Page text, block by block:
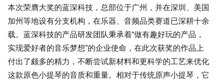
本次荣膺大奖的蓝深科技，总部位于广州，并在深圳、美国
加州等地设有分支机构，在乐器、音频品类赛道已深耕十余
载。蓝深科技的产品研发团队秉承着“做有趣好玩的产品，
实现爱好者的音乐梦想”的企业使命，在此次获奖的作品上
付出了颇多的精力，不断尝试新材料和更科学的工艺来优化
这款原色小提琴的音质和重量。相对于传统原声小提琴，它